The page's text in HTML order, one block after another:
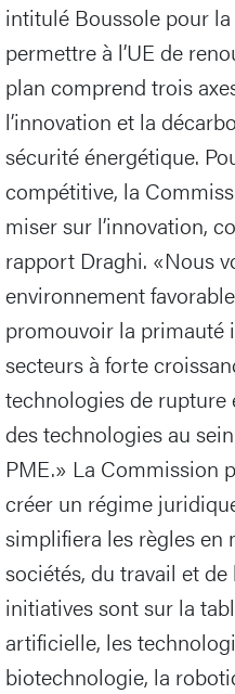
intitulé Boussole pour
permettre à l’UE de
plan comprend trois
l’innovation et la
sécurité énergétique.
compétitive, la
miser sur l’innovation,
rapport Draghi. «Nous
environnement
promouvoir la primauté
secteurs à forte
technologies de
des technologies au
PME.» La Commission
créer un régime
simplifiera les règles en
sociétés, du travail et de
initiatives sont sur la
artificielle, les
biotechnologie, la